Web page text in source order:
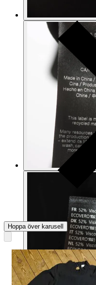
Hoppa över karusell